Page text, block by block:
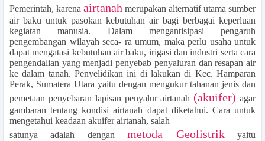
Pemerintah, karena airtanah merupakan alternatif utama sumber
air baku untuk pasokan kebutuhan air bagi berbagai keperluan
kegiatan manusia. Dalam mengantisipasi pengaruh
pengembangan wilayah seca- ra umum, maka perlu usaha untuk
dapat mengatasi kebutuhan air baku, irigasi dan industri serta cara
pengendalian yang menjadi penyebab penyaluran dan resapan air
ke dalam tanah. Penyelidikan ini di lakukan di Kec. Hamparan
Perak, Sumatera Utara yaitu dengan mengukur tahanan jenis dan
pemetaan penyebaran lapisan penyalur airtanah (akuifer) agar
gambaran tentang kondisi airtanah dapat diketahui. Cara untuk
mengetahui keadaan akuifer airtanah, salah
satunya adalah denganmetoda Geolistrikyaitu